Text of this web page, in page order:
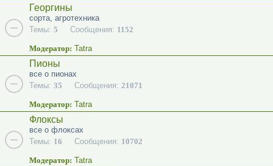
Георгины
сорта, агротехника
Темы: 5 Сообщения: 1152
Модератор: Tatra
Пионы
все о пионах
Темы: 35 Сообщения: 21071
Модератор: Tatra
Флоксы
все о флоксах
Темы: 16 Сообщения: 10702
Модератор: Tatra